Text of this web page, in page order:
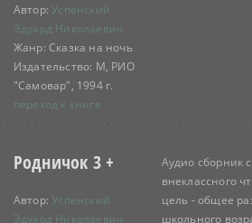
Автор: Успенский
Эдуард Николаевич
Жанр: Сказка на ночь
Издательство: М, РИО
"Самовар", 1994 г.
переход к книге
Родничок 3 +
Автор: Успенский
Эдуард Николаевич
Аудио сборник
внеклассного
цель - общее
школьного